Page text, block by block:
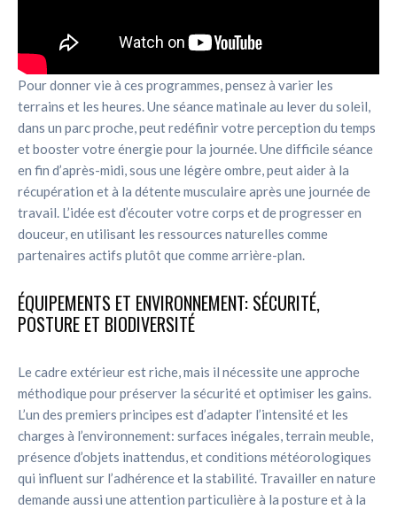
Pour donner vie à ces programmes, pensez à varier les
terrains et les heures. Une séance matinale au lever du soleil,
dans un parc proche, peut redéfinir votre perception du temps
et booster votre énergie pour la journée. Une difficile séance
en fin d’après-midi, sous une légère ombre, peut aider à la
récupération et à la détente musculaire après une journée de
travail. L’idée est d’écouter votre corps et de progresser en
douceur, en utilisant les ressources naturelles comme
partenaires actifs plutôt que comme arrière-plan.
ÉQUIPEMENTS ET ENVIRONNEMENT: SÉCURITÉ,
POSTURE ET BIODIVERSITÉ
Le cadre extérieur est riche, mais il nécessite une approche
méthodique pour préserver la sécurité et optimiser les gains.
L’un des premiers principes est d’adapter l’intensité et les
charges à l’environnement: surfaces inégales, terrain meuble,
présence d’objets inattendus, et conditions météorologiques
qui influent sur l’adhérence et la stabilité. Travailler en nature
demande aussi une attention particulière à la posture et à la